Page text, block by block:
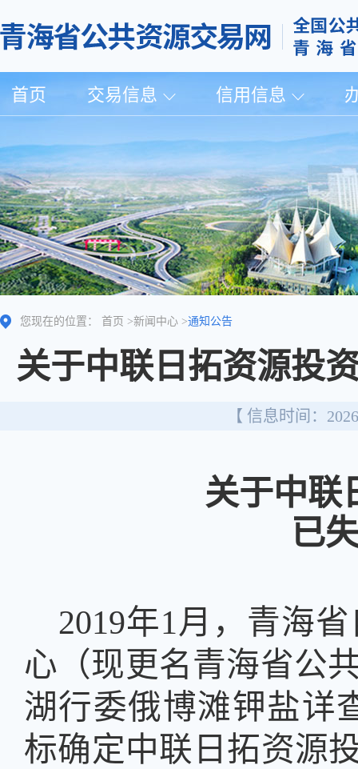
首页 交易信息 信用信息
您现在的位置： 首页 >新闻中心 >通知公告
关于中联日拓资源投
【 信息时间：
关于中联
已
2019年1月，青海
心（现更名青海省公
湖行委俄博滩钾盐详
标确定中联日拓资源